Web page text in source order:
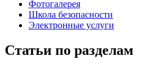
Фотогалерея
Школа безопасности
Электронные услуги
Статьи по разделам